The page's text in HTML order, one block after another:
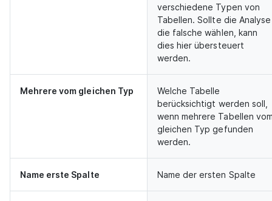
verschiedene Typen von
Tabellen. Sollte die Analyse
die falsche wählen, kann
dies hier übersteuert
werden.
Mehrere vom gleichen Typ
Welche Tabelle
berücksichtigt werden soll,
wenn mehrere Tabellen
gleichen Typ gefunden
werden.
Name erste Spalte Name der ersten Spalte